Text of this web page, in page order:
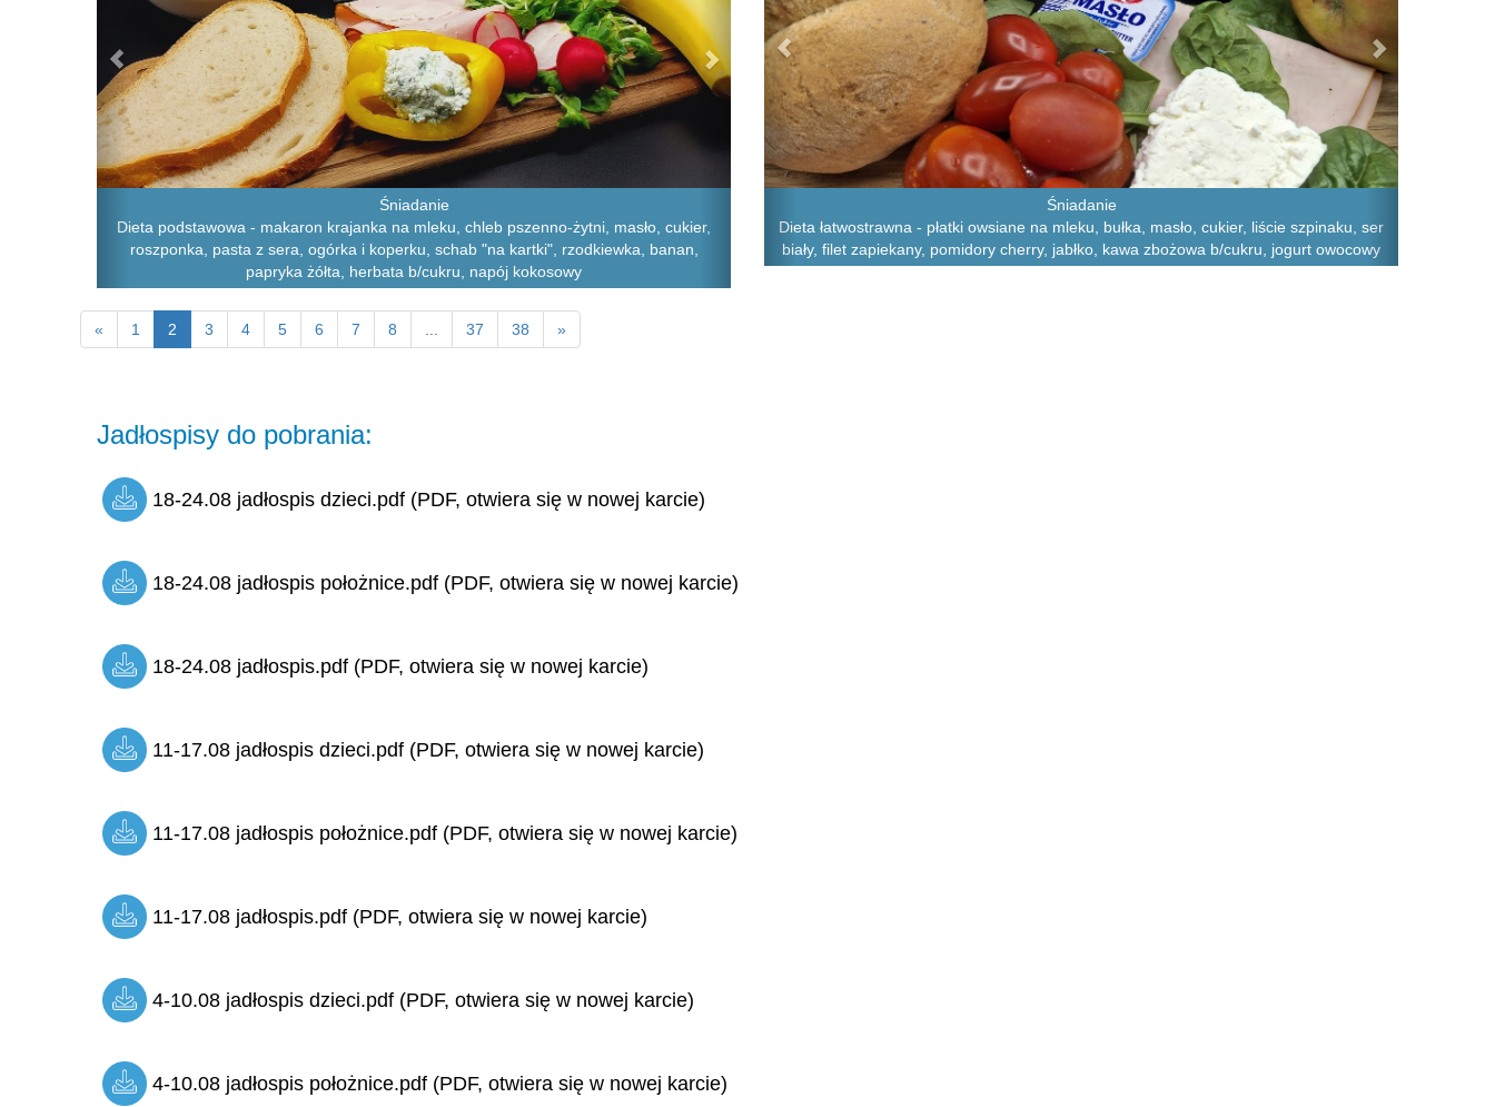
Śniadanie
Dieta podstawowa - makaron krajanka na mleku, chleb pszenno-żytni, masło, cukier,
roszponka, pasta z sera, ogórka i koperku, schab "na kartki", rzodkiewka, banan,
papryka żółta, herbata b/cukru, napój kokosowy
Śniadanie
Dieta łatwostrawna - płatki owsiane na mleku, bułka, masło, cukier, liście szpinaku, ser
biały, filet zapiekany, pomidory cherry, jabłko, kawa zbożowa b/cukru, jogurt owocowy
« 1 2 3 4 5 6 7 8 37 38 »
Jadłospisy do pobrania:
18-24.08 jadłospis dzieci.pdf (PDF, otwiera się w nowej karcie)
18-24.08 jadłospis położnice.pdf (PDF, otwiera się w nowej karcie)
18-24.08 jadłospis.pdf (PDF, otwiera się w nowej karcie)
11-17.08 jadłospis dzieci.pdf (PDF, otwiera się w nowej karcie)
11-17.08 jadłospis położnice.pdf (PDF, otwiera się w nowej karcie)
11-17.08 jadłospis.pdf (PDF, otwiera się w nowej karcie)
4-10.08 jadłospis dzieci.pdf (PDF, otwiera się w nowej karcie)
4-10.08 jadłospis położnice.pdf (PDF, otwiera się w nowej karcie)